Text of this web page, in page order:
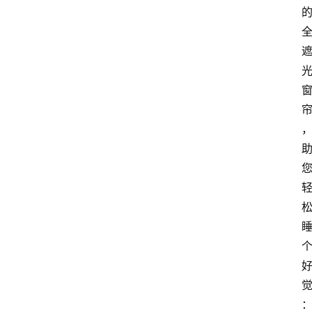
的
全
遮
光
窗
帘
，
助
您
轻
松
睡
个
好
觉
：